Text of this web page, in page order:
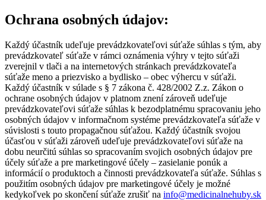
Ochrana osobných údajov:
Každý účastník udeľuje prevádzkovateľovi súťaže súhlas s tým, aby
prevádzkovateľ súťaže v rámci oznámenia výhry v tejto súťaži
zverejnil v tlači a na internetových stránkach prevádzkovateľa
súťaže meno a priezvisko a bydlisko – obec výhercu v súťaži.
Každý účastník v súlade s § 7 zákona č. 428/2002 Z.z. Zákon o
ochrane osobných údajov v platnom znení zároveň udeľuje
prevádzkovateľovi súťaže súhlas k bezodplatnému spracovaniu jeho
osobných údajov v informačnom systéme prevádzkovateľa súťaže v
súvislosti s touto propagačnou súťažou. Každý účastník svojou
účasťou v súťaži zároveň udeľuje prevádzkovateľovi súťaže na
dobu neurčitú súhlas so spracovaním svojich osobných údajov pre
účely súťaže a pre marketingové účely – zasielanie ponúk a
informácií o produktoch a činnosti prevádzkovateľa súťaže. Súhlas s
použitím osobných údajov pre marketingové účely je možné
kedykoľvek po skončení súťaže zrušiť na info@medicinalnehuby.sk